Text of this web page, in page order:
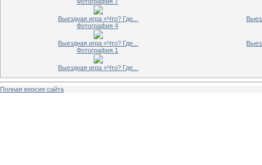
Выездная игра «Что? Где...
Фотография 4
Выездная игра «Что? Где...
Фотография 1
Выездная игра «Что? Где...
Полная версия сайта